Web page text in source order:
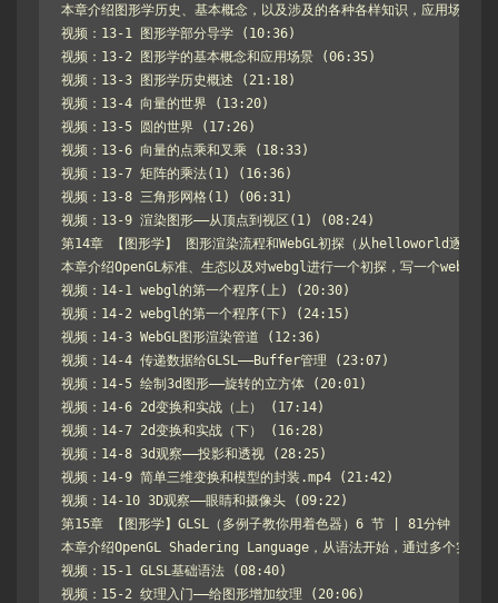
本章介绍图形学历史、基本概念，以及涉及的各种各样知识，应用场景
视频：13-1 图形学部分导学 (10:36)
视频：13-2 图形学的基本概念和应用场景 (06:35)
视频：13-3 图形学历史概述 (21:18)
视频：13-4 向量的世界 (13:20)
视频：13-5 圆的世界 (17:26)
视频：13-6 向量的点乘和叉乘 (18:33)
视频：13-7 矩阵的乘法(1) (16:36)
视频：13-8 三角形网格(1) (06:31)
视频：13-9 渲染图形——从顶点到视区(1) (08:24)
第14章 【图形学】 图形渲染流程和WebGL初探（从helloworld逐渐
本章介绍OpenGL标准、生态以及对webgl进行一个初探，写一个webgl
视频：14-1 webgl的第一个程序(上) (20:30)
视频：14-2 webgl的第一个程序(下) (24:15)
视频：14-3 WebGL图形渲染管道 (12:36)
视频：14-4 传递数据给GLSL——Buffer管理 (23:07)
视频：14-5 绘制3d图形——旋转的立方体 (20:01)
视频：14-6 2d变换和实战（上） (17:14)
视频：14-7 2d变换和实战（下） (16:28)
视频：14-8 3d观察——投影和透视 (28:25)
视频：14-9 简单三维变换和模型的封装.mp4 (21:42)
视频：14-10 3D观察——眼睛和摄像头 (09:22)
第15章 【图形学】GLSL（多例子教你用着色器）6 节 | 81分钟
本章介绍OpenGL Shadering Language，从语法开始，通过多个实例逐
视频：15-1 GLSL基础语法 (08:40)
视频：15-2 纹理入门——给图形增加纹理 (20:06)